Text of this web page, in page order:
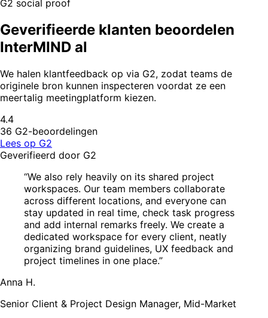
G2 social proof
Geverifieerde klanten beoordelen
InterMIND al
We halen klantfeedback op via G2, zodat teams de
originele bron kunnen inspecteren voordat ze een
meertalig meetingplatform kiezen.
4.4
36 G2-beoordelingen
Lees op G2
Geverifieerd door G2
“We also rely heavily on its shared project
workspaces. Our team members collaborate
across different locations, and everyone can
stay updated in real time, check task progress
and add internal remarks freely. We create a
dedicated workspace for every client, neatly
organizing brand guidelines, UX feedback and
project timelines in one place.”
Anna H.
Senior Client & Project Design Manager, Mid-Market